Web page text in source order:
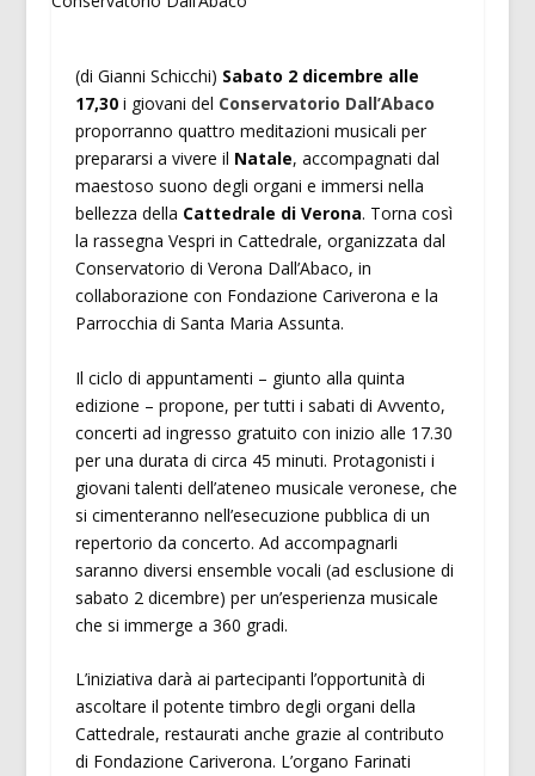
(di Gianni Schicchi) Sabato 2 dicembre alle
17,30i giovani del Conservatorio Dall’Abaco
proporranno quattro meditazioni musicali per
prepararsi a vivere il Natale, accompagnati dal
maestoso suono degli organi e immersi nella
bellezza della Cattedrale di Verona. Torna così
la rassegna Vespri in Cattedrale, organizzata dal
Conservatorio di Verona Dall’Abaco, in
collaborazione con Fondazione Cariverona e la
Parrocchia di Santa Maria Assunta.
Il ciclo di appuntamenti – giunto alla quinta
edizione – propone, per tutti i sabati di Avvento,
concerti ad ingresso gratuito con inizio alle 17.30
per una durata di circa 45 minuti. Protagonisti i
giovani talenti dell’ateneo musicale veronese, che
si cimenteranno nell’esecuzione pubblica di un
repertorio da concerto. Ad accompagnarli
saranno diversi ensemble vocali (ad esclusione di
sabato 2 dicembre) per un’esperienza musicale
che si immerge a 360 gradi.
L’iniziativa darà ai partecipanti l’opportunità di
ascoltare il potente timbro degli organi della
Cattedrale, restaurati anche grazie al contributo
di Fondazione Cariverona. L’organo Farinati